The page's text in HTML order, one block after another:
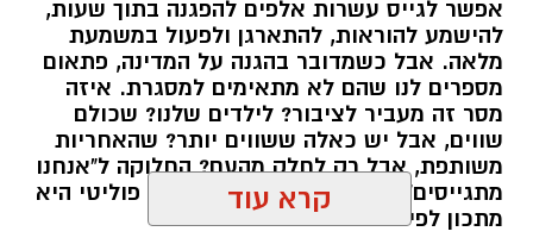
יש לכם מידע חשוב שטרם נחשף? צילומים מאירוע
חדשותי? מצאתם טעות בכתבה? נשמח שתשתפו
אותנו
אפשר לגייס עשרות אלפים להפגנה בתוך שעות,
להישמע להוראות, להתארגן ולפעול במשמעת
מלאה. אבל כשמדובר בהגנה על המדינה, פתאום
מספרים לנו שהם לא מתאימים למסגרת. איזה
מסר זה מעביר לציבור? לילדים שלנו? שכולם
שווים, אבל יש כאלה ששווים יותר? שהאחריות
משותפת, אבל רק לחלק מהעם? החלוקה ל"אנחנו
מתגייסים" ו"הם לא" היא לא רק ויכוח פוליטי היא
מתכון לפילוג שמפורר אותנו מבפנים.
קרא עוד